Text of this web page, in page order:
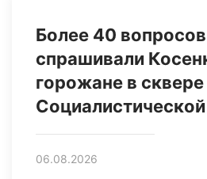
Более 40
спрашивали
горожане в сквере
Социалистической
06.08.2026